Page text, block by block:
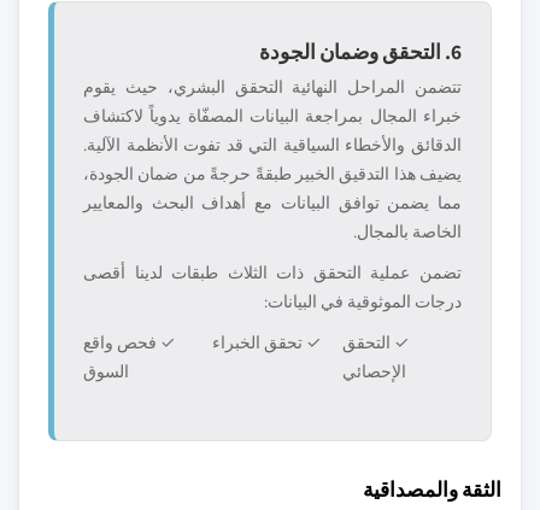
6. التحقق وضمان الجودة
تتضمن المراحل النهائية التحقق البشري، حيث يقوم
خبراء المجال بمراجعة البيانات المصفّاة يدوياً لاكتشاف
الدقائق والأخطاء السياقية التي قد تفوت الأنظمة الآلية.
يضيف هذا التدقيق الخبير طبقةً حرجةً من ضمان الجودة،
مما يضمن توافق البيانات مع أهداف البحث والمعايير
الخاصة بالمجال.
تضمن عملية التحقق ذات الثلاث طبقات لدينا أقصى
درجات الموثوقية في البيانات:
✓ التحقق
الإحصائي
✓ تحقق الخبراء
✓ فحص واقع
السوق
الثقة والمصداقية